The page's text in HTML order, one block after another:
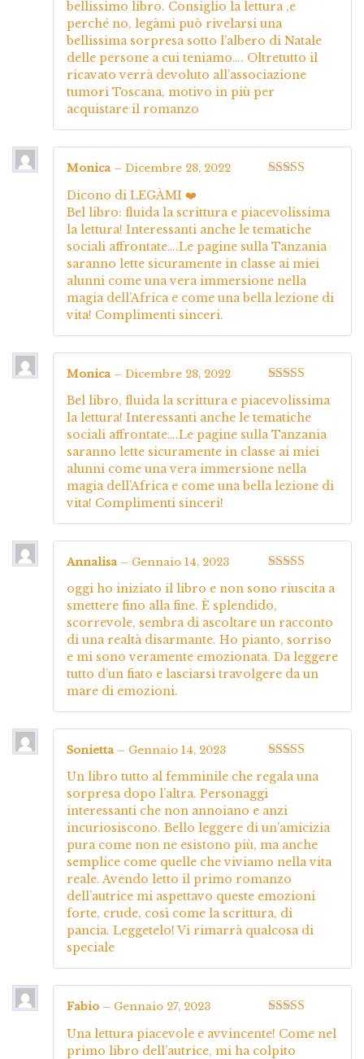
bellissimo libro. Consiglio la lettura ,e
perché no, legàmi può rivelarsi una
bellissima sorpresa sotto l’albero di Natale
delle persone a cui teniamo…. Oltretutto il
ricavato verrà devoluto all’associazione
tumori Toscana, motivo in più per
acquistare il romanzo
Monica – Dicembre 28, 2022
Dicono di LEGÀMI ❤️
Bel libro: fluida la scrittura e piacevolissima
la lettura! Interessanti anche le tematiche
sociali affrontate….Le pagine sulla Tanzania
saranno lette sicuramente in classe ai miei
alunni come una vera immersione nella
magia dell’Africa e come una bella lezione di
vita! Complimenti sinceri.
Valutato
5
Monica – Dicembre 28, 2022
Bel libro, fluida la scrittura e piacevolissima
la lettura! Interessanti anche le tematiche
sociali affrontate….Le pagine sulla Tanzania
saranno lette sicuramente in classe ai miei
alunni come una vera immersione nella
magia dell’Africa e come una bella lezione di
vita! Complimenti sinceri!
Valutato
5
Annalisa – Gennaio 14, 2023
oggi ho iniziato il libro e non sono riuscita a
smettere fino alla fine. È splendido,
scorrevole, sembra di ascoltare un racconto
di una realtà disarmante. Ho pianto, sorriso
e mi sono veramente emozionata. Da leggere
tutto d’un fiato e lasciarsi travolgere da un
mare di emozioni.
Valutato
5
Sonietta – Gennaio 14, 2023
Un libro tutto al femminile che regala una
sorpresa dopo l’altra. Personaggi
interessanti che non annoiano e anzi
incuriosiscono. Bello leggere di un’amicizia
pura come non ne esistono più, ma anche
semplice come quelle che viviamo nella vita
reale. Avendo letto il primo romanzo
dell’autrice mi aspettavo queste emozioni
forte, crude, così come la scrittura, di
pancia. Leggetelo! Vi rimarrà qualcosa di
speciale
su
5
Fabio – Gennaio 27, 2023
Una lettura piacevole e avvincente! Come nel
primo libro dell’autrice, mi ha colpito